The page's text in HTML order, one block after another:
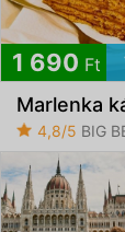
1 690 Ft
Marlenka
4,8/5 BIG